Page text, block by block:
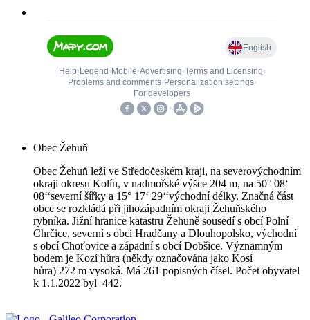
Obec Žehuň
Obec Žehuň leží ve Středočeském kraji, na severovýchodním
okraji okresu Kolín, v nadmořské výšce 204 m, na 50° 08‘
08‘‘severní šířky a 15° 17‘ 29‘‘východní délky. Značná část
obce se rozkládá při jihozápadním okraji Žehuňského
rybníka. Jižní hranice katastru Žehuně sousedí s obcí Polní
Chrčice, severní s obcí Hradčany a Dlouhopolsko, východní
s obcí Choťovice a západní s obcí Dobšice. Významným
bodem je Kozí hůra (někdy označována jako Kosí
hůra) 272 m vysoká. Má 261 popisných čísel. Počet obyvatel
k 1.1.2022 byl 442.